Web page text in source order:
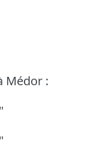
Médor :